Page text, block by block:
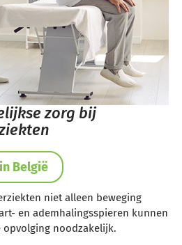
zorg bij
België
niet alleen beweging
en ademhalingsspieren kunnen
noodzakelijk.